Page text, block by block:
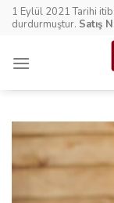
Skip1 Eylül 2021 Tarihi
durdurmuştur. Satış